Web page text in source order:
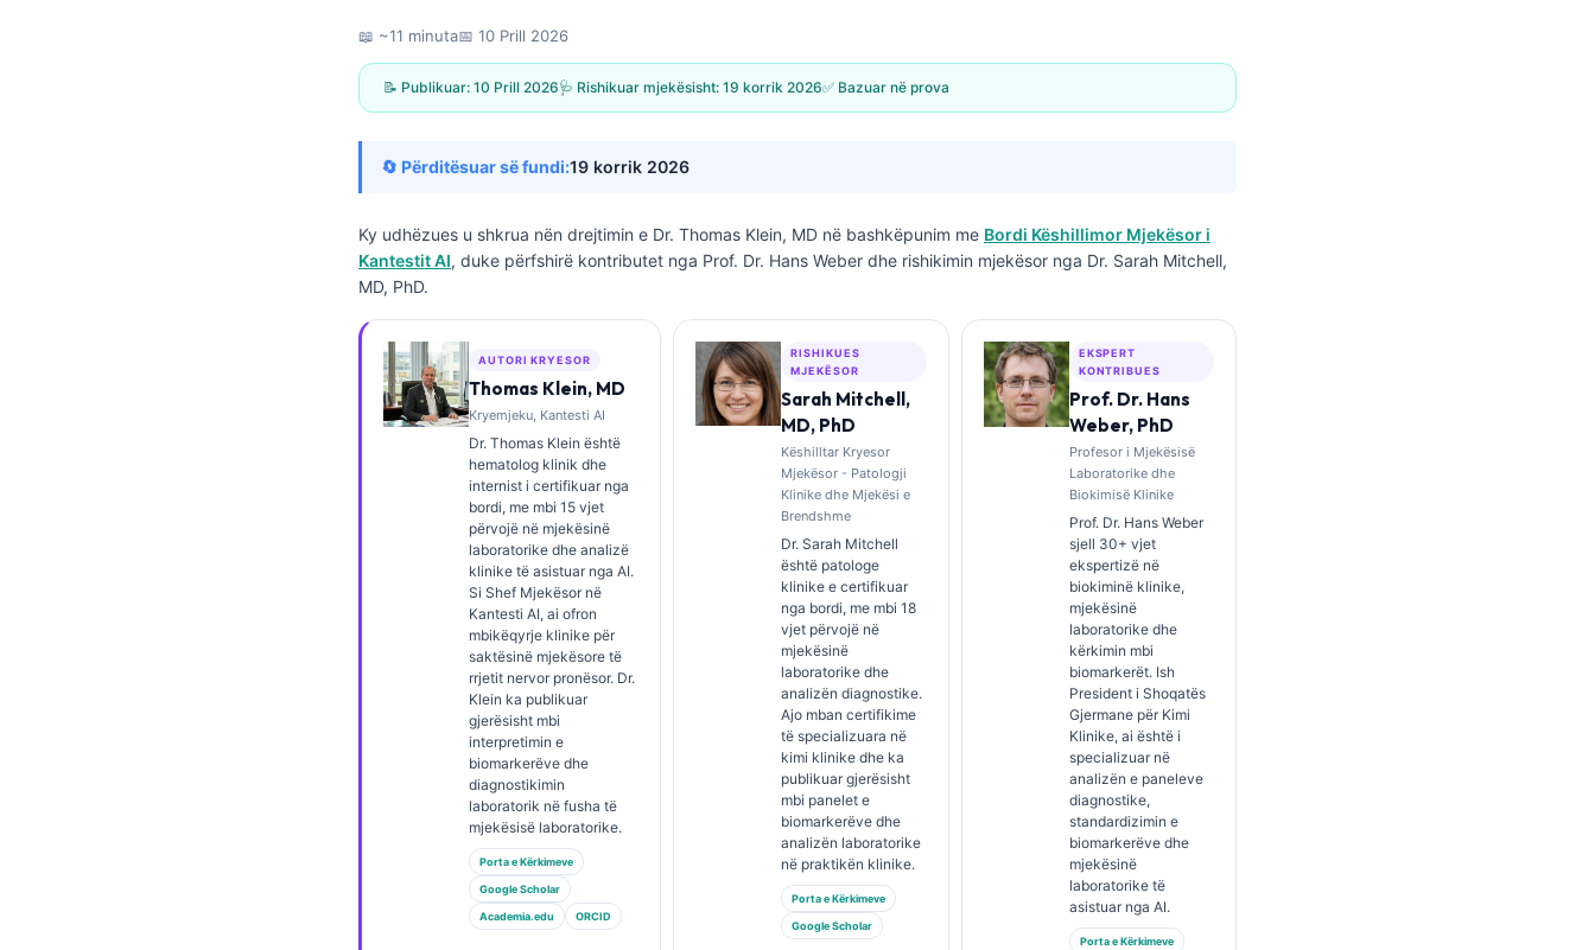
📖 ~11 minuta📅 10 Prill 2026
📝 Publikuar: 10 Prill 2026🩺 Rishikuar mjekësisht: 19 korrik 2026✅ Bazuar në prova
🔄 Përditësuar së fundi:19 korrik 2026
Ky udhëzues u shkrua nën drejtimin e Dr. Thomas Klein, MD në bashkëpunim me Bordi Këshillimor Mjekësor i
Kantestit AI, duke përfshirë kontributet nga Prof. Dr. Hans Weber dhe rishikimin mjekësor nga Dr. Sarah Mitchell,
MD, PhD.
AUTORI KRYESOR
Thomas Klein, MD
Kryemjeku, Kantesti AI
Dr. Thomas Klein është
hematolog klinik dhe
internist i certifikuar nga
bordi, me mbi 15 vjet
përvojë në mjekësinë
laboratorike dhe analizë
klinike të asistuar nga AI.
Si Shef Mjekësor në
Kantesti AI, ai ofron
mbikëqyrje klinike për
saktësinë mjekësore të
rrjetit nervor pronësor. Dr.
Klein ka publikuar
gjerësisht mbi
interpretimin e
biomarkerëve dhe
diagnostikimin
laboratorik në fusha të
mjekësisë laboratorike.
Porta e Kërkimeve
Google Scholar
Academia.edu ORCID
RISHIKUES
MJEKËSOR
Sarah Mitchell,
MD, PhD
Këshilltar Kryesor
Mjekësor - Patologji
Klinike dhe Mjekësi e
Brendshme
Dr. Sarah Mitchell
është patologe
klinike e certifikuar
nga bordi, me mbi 18
vjet përvojë në
mjekësinë
laboratorike dhe
analizën diagnostike.
Ajo mban certifikime
të specializuara në
kimi klinike dhe ka
publikuar gjerësisht
mbi panelet e
biomarkerëve dhe
analizën laboratorike
në praktikën klinike.
Porta e Kërkimeve
Google Scholar
EKSPERT
KONTRIBUES
Prof. Dr. Hans
Weber, PhD
Profesor i Mjekësisë
Laboratorike dhe
Biokimisë Klinike
Prof. Dr. Hans Weber
sjell 30+ vjet
ekspertizë në
biokiminë klinike,
mjekësinë
laboratorike dhe
kërkimin mbi
biomarkerët. Ish
President i Shoqatës
Gjermane për Kimi
Klinike, ai është i
specializuar në
analizën e paneleve
diagnostike,
standardizimin e
biomarkerëve dhe
mjekësinë
laboratorike të
asistuar nga AI.
Porta e Kërkimeve